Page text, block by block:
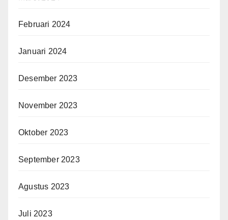
Februari 2024
Januari 2024
Desember 2023
November 2023
Oktober 2023
September 2023
Agustus 2023
Juli 2023